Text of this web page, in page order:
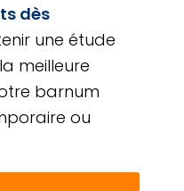
dès
une étude
meilleure
barnum
ou